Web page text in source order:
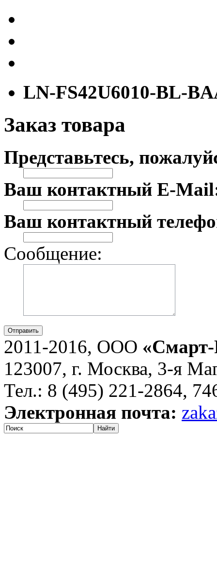
LN-FS42U6010-BL-
Заказ товара
Представьтесь,
Ваш контактный E-
Ваш контактный
Сообщение:
Отправить
2011-2016, ООО
123007, г. Москва, 3-я
Тел.: 8 (495) 221-2864,
Электронная почта:
Найти